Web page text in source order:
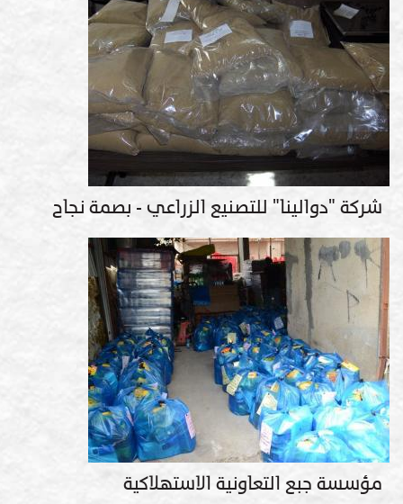
شركة "دوالينا" للتصنيع الزراعي - بصمة نجاح
مؤسسة جبع التعاونية الاستهلاكية